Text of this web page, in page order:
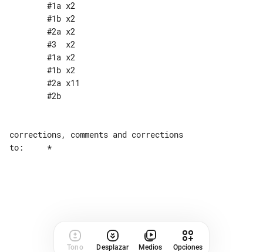
corrections, comments and corrections
to:	*
Tono Desplazar Medios Opciones